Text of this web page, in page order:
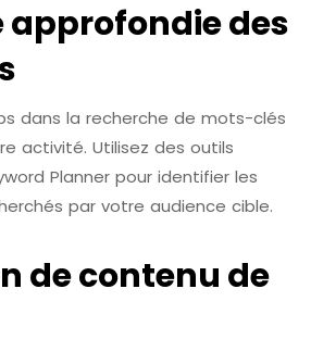
approfondie des
dans la recherche de mots-clés
activité. Utilisez des outils
Planner pour identifier les
par votre audience cible.
de contenu de